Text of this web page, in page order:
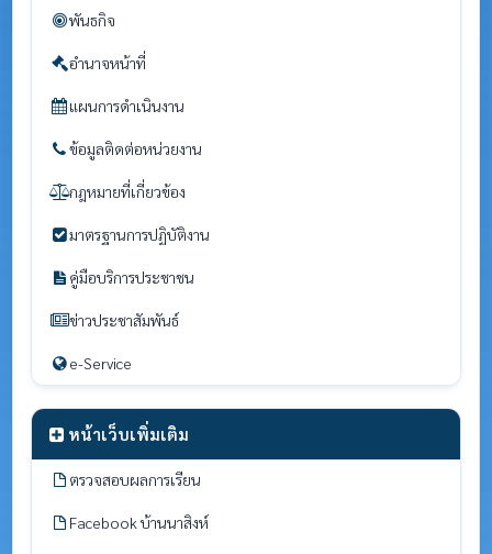
พันธกิจ
อำนาจหน้าที่
แผนการดำเนินงาน
ข้อมูลติดต่อหน่วยงาน
กฎหมายที่เกี่ยวข้อง
มาตรฐานการปฏิบัติงาน
คู่มือบริการประชาชน
ข่าวประชาสัมพันธ์
e-Service
หน้าเว็บเพิ่มเติม
ตรวจสอบผลการเรียน
Facebook บ้านนาสิงห์